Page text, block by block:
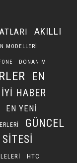
AKILLI
MODELLERI
DONANIM
EN
HABER
EN YENI
GÜNCEL
HTC